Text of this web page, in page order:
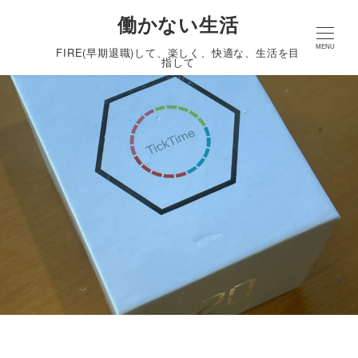
働かない生活
FIRE(早期退職)して、楽しく、快適な、生活を目
指して
MENU